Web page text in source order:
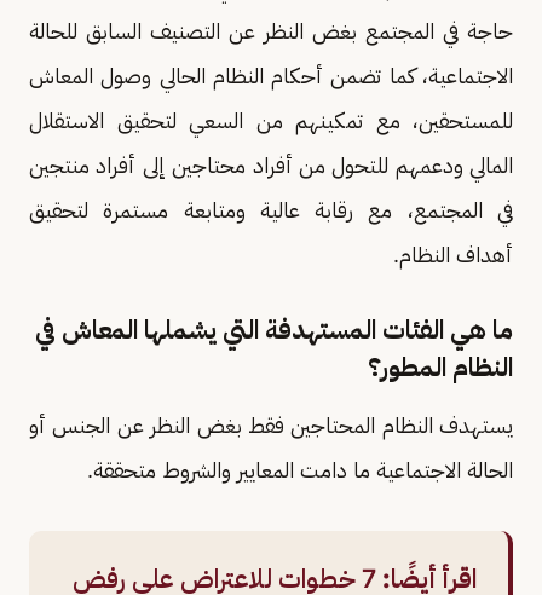
حاجة في المجتمع بغض النظر عن التصنيف السابق للحالة
الاجتماعية، كما تضمن أحكام النظام الحالي وصول المعاش
للمستحقين، مع تمكينهم من السعي لتحقيق الاستقلال
المالي ودعمهم للتحول من أفراد محتاجين إلى أفراد منتجين
في المجتمع، مع رقابة عالية ومتابعة مستمرة لتحقيق
أهداف النظام.
ما هي الفئات المستهدفة التي يشملها المعاش في
النظام المطور؟
يستهدف النظام المحتاجين فقط بغض النظر عن الجنس أو
الحالة الاجتماعية ما دامت المعايير والشروط متحققة.
اقرأ أيضًا:
7 خطوات للاعتراض على رفض